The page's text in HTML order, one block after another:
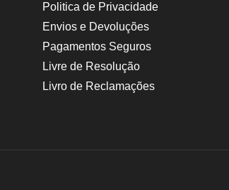
Politica de Privacidade
Envios e Devoluções
Pagamentos Seguros
Livre de Resolução
Livro de Reclamações